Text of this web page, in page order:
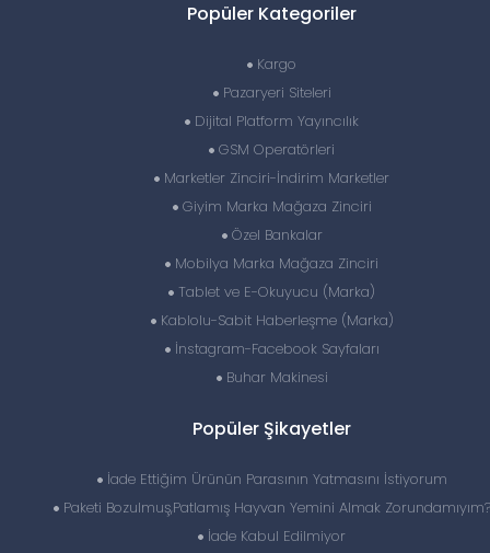
Popüler Kategoriler
Kargo
Pazaryeri Siteleri
Dijital Platform Yayıncılık
GSM Operatörleri
Marketler Zinciri-İndirim Marketler
Giyim Marka Mağaza Zinciri
Özel Bankalar
Mobilya Marka Mağaza Zinciri
Tablet ve E-Okuyucu (Marka)
Kablolu-Sabit Haberleşme (Marka)
İnstagram-Facebook Sayfaları
Buhar Makinesi
Popüler Şikayetler
İade Ettiğim Ürünün Parasının Yatmasını İstiyorum
Paketi Bozulmuş,Patlamış Hayvan Yemini Almak Zorundamıyım?
İade Kabul Edilmiyor